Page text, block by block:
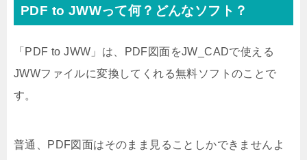
PDF to JWWって何？どんなソフト？
「PDF to JWW」は、PDF図面をJW_CADで使える
JWWファイルに変換してくれる無料ソフトのことで
す。
普通、PDF図面はそのまま見ることしかできませんよ